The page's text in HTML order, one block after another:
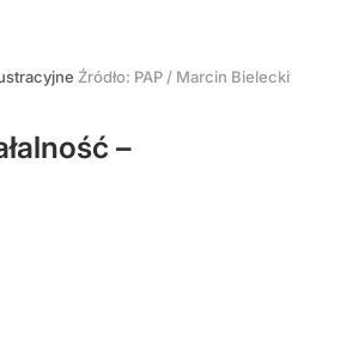
Źródło: PAP / Marcin Bielecki
–